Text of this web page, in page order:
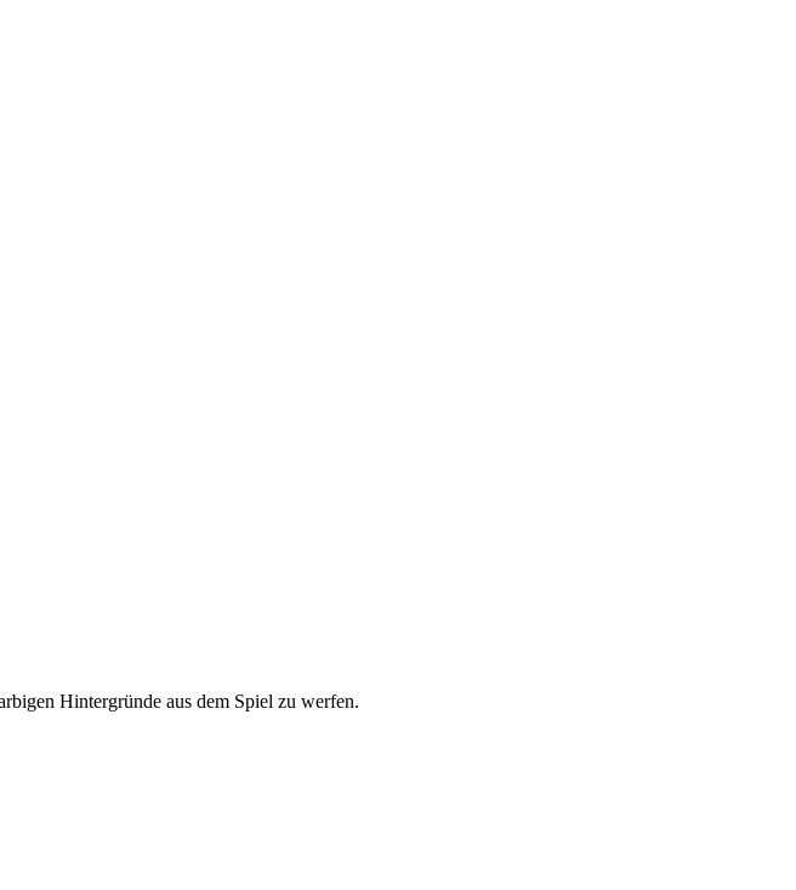
Hintergründe aus dem Spiel zu werfen.